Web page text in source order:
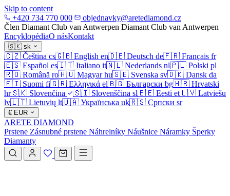
Skip to content
+420 734 770 000
objednavky@aretediamond.cz
Člen Diamant Club van Antwerpen Diamant Club van Antwerpen
EncyklopédiaO násKontakt
🇸🇰 sk
🇨🇿 Čeština cs🇬🇧 English en🇩🇪 Deutsch de🇫🇷 Français fr
🇪🇸 Español es🇮🇹 Italiano it🇳🇱 Nederlands nl🇵🇱 Polski pl
🇷🇴 Română ro🇭🇺 Magyar hu🇸🇪 Svenska sv🇩🇰 Dansk da
🇫🇮 Suomi fi🇬🇷 Ελληνικά el🇧🇬 Български bg🇭🇷 Hrvatski
hr🇸🇰 Slovenčina 🇸🇮 Slovenščina sl🇪🇪 Eesti et🇱🇻 Latviešu
lv🇱🇹 Lietuvių lt🇺🇦 Українська uk🇷🇸 Српски sr
€ EUR
ARETE DIAMOND
Prstene Zásnubné prstene Náhrelníky Náušnice Náramky Šperky
Diamanty